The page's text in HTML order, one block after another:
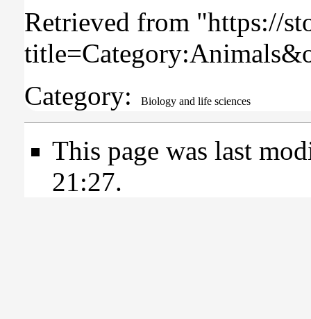
Retrieved from "https://
Category: Biology and life sciences
This page was last
21:27.